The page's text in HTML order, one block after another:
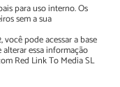
para uso interno. Os
sem a sua
pode acessar a base
essa informação
Red Link To Media SL